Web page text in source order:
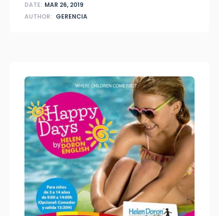
DATE: MAR 26, 2019
AUTHOR: GERENCIA